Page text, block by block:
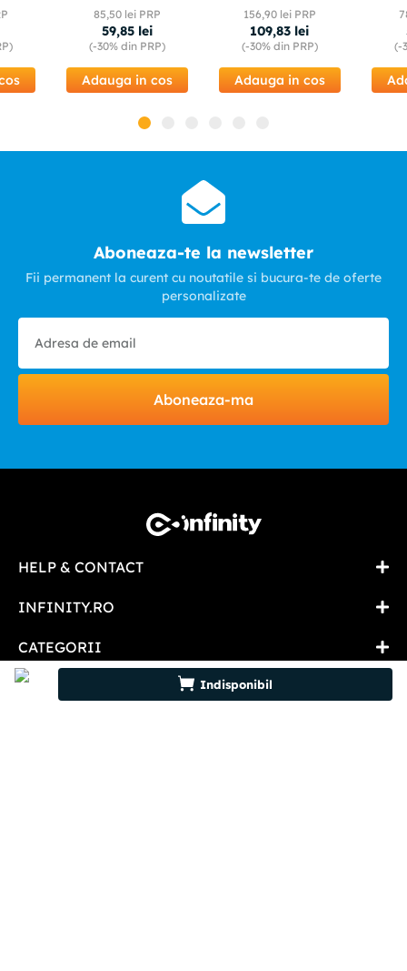
Indisponibil
85,50lei PRP
59,85 lei
(-30%din PRP)
Adauga in cos
156,90lei PRP
109,83 lei
(-30%din PRP)
Adauga in cos
(-
Aboneaza-te la newsletter
Fii permanent la curent cu noutatile si bucura-te de oferte
personalizate
Aboneaza-ma
HELP & CONTACT
INFINITY.RO
CATEGORII
0746 346 489 (07INFINITY)